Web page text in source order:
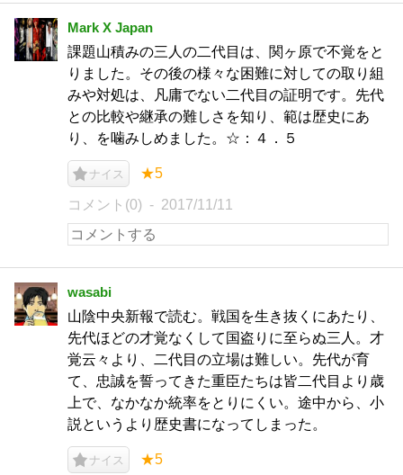
Mark X Japan
課題山積みの三人の二代目は、関ヶ原で不覚をと
りました。その後の様々な困難に対しての取り組
みや対処は、凡庸でない二代目の証明です。先代
との比較や継承の難しさを知り、範は歴史にあ
り、を噛みしめました。☆：４．５
ナイス ★5
コメント(0) 2017/11/11
wasabi
山陰中央新報で読む。戦国を生き抜くにあたり、
先代ほどの才覚なくして国盗りに至らぬ三人。才
覚云々より、二代目の立場は難しい。先代が育
て、忠誠を誓ってきた重臣たちは皆二代目より歳
上で、なかなか統率をとりにくい。途中から、小
説というより歴史書になってしまった。
ナイス ★5